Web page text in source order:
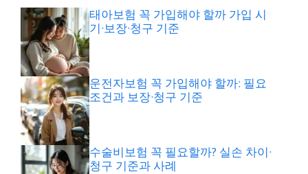
태아보험 꼭 가입해야 할까 가입 시
기·보장·청구 기준
운전자보험 꼭 가입해야 할까: 필요
조건과 보장·청구 기준
수술비보험 꼭 필요할까? 실손 차이·
청구 기준과 사례